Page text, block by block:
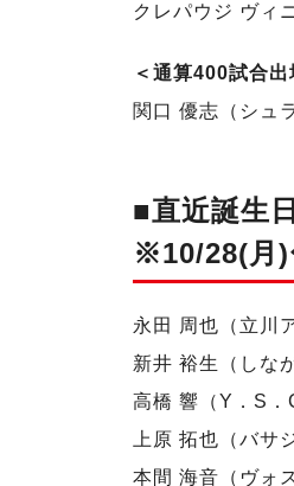
クレパウジ ヴィ
＜通算400試合
関口 優志（シュ
■直近誕生
※10/28(月)
永田 周也（立川
新井 裕生（しな
高橋 響（Y．S
上原 拓也（バサ
本間 海音（ヴォ